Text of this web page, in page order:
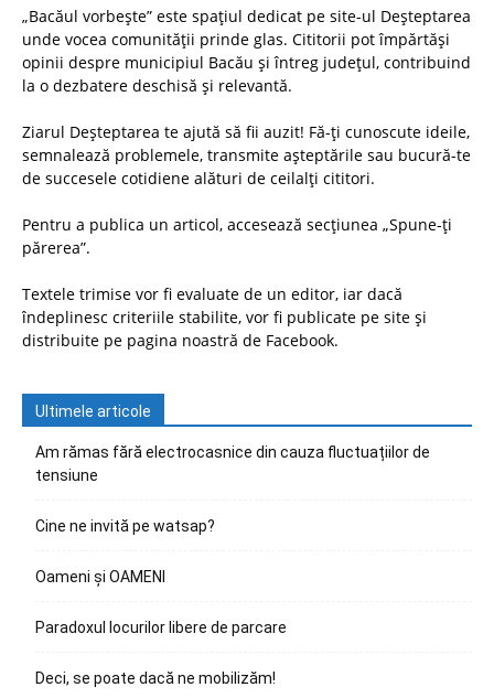
„Bacăul vorbește” este spațiul dedicat pe site-ul Deșteptarea
unde vocea comunității prinde glas. Cititorii pot împărtăși
opinii despre municipiul Bacău și întreg județul, contribuind
la o dezbatere deschisă și relevantă.
Ziarul Deșteptarea te ajută să fii auzit! Fă-ți cunoscute ideile,
semnalează problemele, transmite așteptările sau bucură-te
de succesele cotidiene alături de ceilalți cititori.
Pentru a publica un articol, accesează secțiunea „Spune-ți
părerea”.
Textele trimise vor fi evaluate de un editor, iar dacă
îndeplinesc criteriile stabilite, vor fi publicate pe site și
distribuite pe pagina noastră de Facebook.
Ultimele articole
Am rămas fără electrocasnice din cauza fluctuațiilor de
tensiune
Cine ne invită pe watsap?
Oameni și OAMENI
Paradoxul locurilor libere de parcare
Deci, se poate dacă ne mobilizăm!